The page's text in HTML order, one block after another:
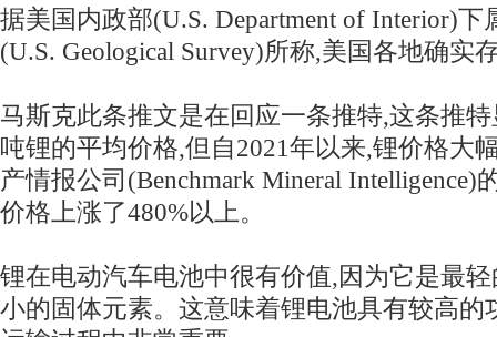
据美国内政部(U.S. Department of Interior)
(U.S. Geological Survey)所称,美国各地确实
马斯克此条推文是在回应一条推特,这条推
吨锂的平均价格,但自2021年以来,锂价格大
产情报公司(Benchmark Mineral Intelligence)
价格上涨了480%以上。
锂在电动汽车电池中很有价值,因为它是最
小的固体元素。这意味着锂电池具有较高的